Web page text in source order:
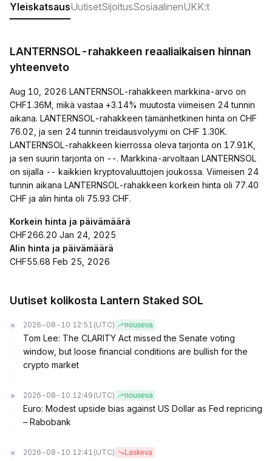
YleiskatsausUutisetSijoitusSosiaalinenUKK:t
LANTERNSOL-rahakkeen reaaliaikaisen hinnan
yhteenveto
Aug 10, 2026 LANTERNSOL-rahakkeen markkina-arvo on
CHF1.36M, mikä vastaa +3.14% muutosta viimeisen 24 tunnin
aikana. LANTERNSOL-rahakkeen tämänhetkinen hinta on CHF
76.02, ja sen 24 tunnin treidausvolyymi on CHF 1.30K.
LANTERNSOL-rahakkeen kierrossa oleva tarjonta on 17.91K,
ja sen suurin tarjonta on --. Markkina-arvoltaan LANTERNSOL
on sijalla -- kaikkien kryptovaluuttojen joukossa. Viimeisen 24
tunnin aikana LANTERNSOL-rahakkeen korkein hinta oli 77.40
CHF ja alin hinta oli 75.93 CHF.
Korkein hinta ja päivämäärä
CHF266.20 Jan 24, 2025
Alin hinta ja päivämäärä
CHF55.68 Feb 25, 2026
Uutiset kolikosta Lantern Staked SOL
2026-08-10 12:51 (UTC) nouseva
Tom Lee: The CLARITY Act missed the Senate voting
window, but loose financial conditions are bullish for the
crypto market
2026-08-10 12:49 (UTC) nouseva
Euro: Modest upside bias against US Dollar as Fed repricing
– Rabobank
2026-08-10 12:41 (UTC) Laskeva